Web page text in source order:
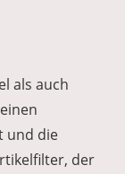
als auch
und die
der